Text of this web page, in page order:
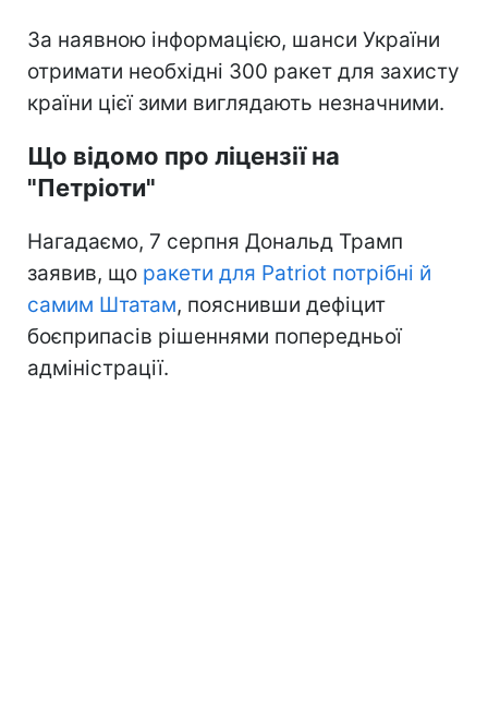
За наявною інформацією, шанси України
отримати необхідні 300 ракет для захисту
країни цієї зими виглядають незначними.
Що відомо про ліцензії на
"Петріоти"
Нагадаємо, 7 серпня Дональд Трамп
заявив, що ракети для Patriot потрібні й
самим Штатам, пояснивши дефіцит
боєприпасів рішеннями попередньої
адміністрації.